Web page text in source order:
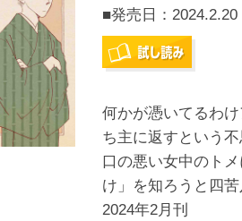
■発売日： 2024.2.20
何かが憑いてるわ
ち主に返すという
口の悪い女中のト
け」を知ろうと四
2024年2月刊